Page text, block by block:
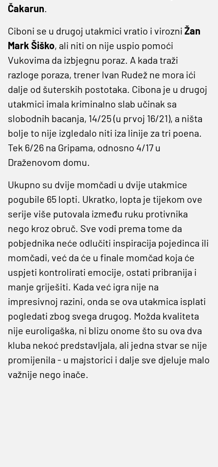
Čakarun.
Ciboni se u drugoj utakmici vratio i virozni Žan
Mark Šiško, ali niti on nije uspio pomoći
Vukovima da izbjegnu poraz. A kada traži
razloge poraza, trener Ivan Rudež ne mora ići
dalje od šuterskih postotaka. Cibona je u drugoj
utakmici imala kriminalno slab učinak sa
slobodnih bacanja, 14/25 (u prvoj 16/21), a ništa
bolje to nije izgledalo niti iza linije za tri poena.
Tek 6/26 na Gripama, odnosno 4/17 u
Draženovom domu.
Ukupno su dvije momčadi u dvije utakmice
pogubile 65 lopti. Ukratko, lopta je tijekom ove
serije više putovala između ruku protivnika
nego kroz obruč. Sve vodi prema tome da
pobjednika neće odlučiti inspiracija pojedinca ili
momčadi, već da će u finale momčad koja će
uspjeti kontrolirati emocije, ostati pribranija i
manje griješiti. Kada već igra nije na
impresivnoj razini, onda se ova utakmica isplati
pogledati zbog svega drugog. Možda kvaliteta
nije euroligaška, ni blizu onome što su ova dva
kluba nekoć predstavljala, ali jedna stvar se nije
promijenila - u majstorici i dalje sve djeluje malo
važnije nego inače.